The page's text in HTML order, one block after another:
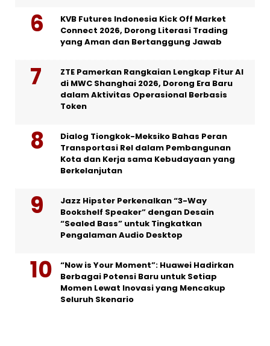
KVB Futures Indonesia Kick Off Market
Connect 2026, Dorong Literasi Trading
yang Aman dan Bertanggung Jawab
ZTE Pamerkan Rangkaian Lengkap Fitur AI
di MWC Shanghai 2026, Dorong Era Baru
dalam Aktivitas Operasional Berbasis
Token
Dialog Tiongkok-Meksiko Bahas Peran
Transportasi Rel dalam Pembangunan
Kota dan Kerja sama Kebudayaan yang
Berkelanjutan
Jazz Hipster Perkenalkan “3-Way
Bookshelf Speaker” dengan Desain
“Sealed Bass” untuk Tingkatkan
Pengalaman Audio Desktop
“Now is Your Moment”: Huawei Hadirkan
Berbagai Potensi Baru untuk Setiap
Momen Lewat Inovasi yang Mencakup
Seluruh Skenario